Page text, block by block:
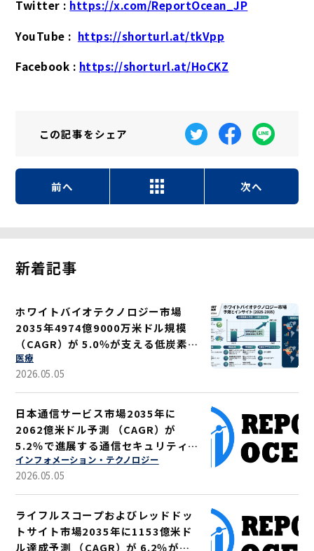
Twitter : https://x.com/ReportOcean_JP
YouTube : https://shorturl.at/tkVpp
Facebook : https://shorturl.at/HoCKZ
この記事をシェア
前へ 次へ
新着記事
ホワイトバイオテクノロジー市場
2035年4974億9000万米ドル規模
（CAGR）が 5.0％が支える低炭素ソ
リューション
医療
2026.05.05
日本通信サービス市場2035年に
2062億米ドル予測 （CAGR）が
5.2％で進展する通信セキュリティ強
化
インフォメーション・テクノロジー
2026.05.05
ライフルスコープおよびレッドドッ
トサイト市場2035年に1153億米ド
ル達成予測 （CAGR）が 6.2％が示